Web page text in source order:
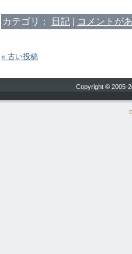
カテゴリ： 日記 | コメントが
« 古い投稿
Copyright © 2005-